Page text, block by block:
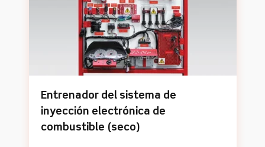
Entrenador del sistema de
inyección electrónica de
combustible (seco)